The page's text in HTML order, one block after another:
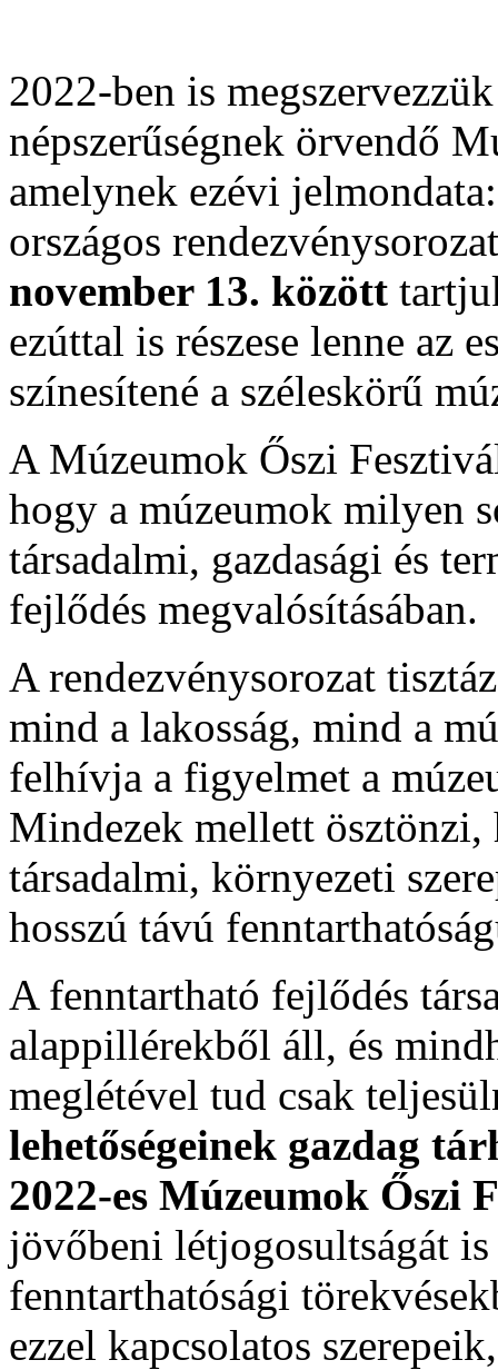
2022-ben is
népszerűségnek örvendő
amelynek ezévi
országos
november 13. között
ezúttal is részese lenne az
színesítené a széleskörű
A Múzeumok Őszi
hogy a múzeumok milyen
társadalmi, gazdasági és
fejlődés megvalósításában.
A rendezvénysorozat
mind a lakosság, mind a
felhívja a figyelmet a
Mindezek mellett
társadalmi, környezeti
hosszú távú
A fenntartható fejlődés
alappillérekből áll, és
meglétével tud csak
lehetőségeinek gazdag
2022-es Múzeumok Őszi
jövőbeni létjogosultságát is
fenntarthatósági
ezzel kapcsolatos